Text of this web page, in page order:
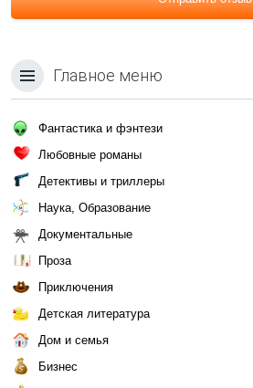
Главное меню
Фантастика и фэнтези
Любовные романы
Детективы и триллеры
Наука, Образование
Документальные
Проза
Приключения
Детская литература
Дом и семья
Бизнес